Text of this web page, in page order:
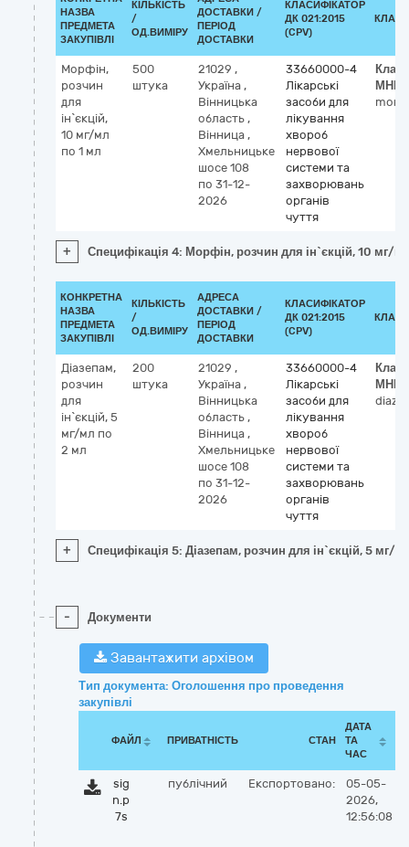
НАЗВА
ПРЕДМЕТА
ЗАКУПІВЛІ
КІЛЬКІСТЬ
/
ОД.ВИМІРУ
ДОСТАВКИ /
ПЕРІОД
ДОСТАВКИ
КЛАСИФІКАТОР
ДК 021:2015
(CPV)
Морфін,
розчин
для
ін`єкцій,
10 мг/мл
по 1 мл
500
штука
21029 ,
Україна ,
Вінницька
область ,
Вінница ,
Хмельницьке
шосе 108
по 31-12-
2026
33660000-4
Лікарські
засоби для
лікування
хвороб
нервової
системи та
захворювань
органів
чуття
МНН
+ Специфікація 4: Морфін, розчин для ін`єкцій, 10 мг/
КОНКРЕТНА
НАЗВА
ПРЕДМЕТА
ЗАКУПІВЛІ
КІЛЬКІСТЬ
/
ОД.ВИМІРУ
АДРЕСА
ДОСТАВКИ /
ПЕРІОД
ДОСТАВКИ
КЛАСИФІКАТОР
ДК 021:2015
(CPV)
Діазепам,
розчин
для
ін`єкцій, 5
мг/мл по
2 мл
200
штука
21029 ,
Україна ,
Вінницька
область ,
Вінница ,
Хмельницьке
шосе 108
по 31-12-
2026
33660000-4
Лікарські
засоби для
лікування
хвороб
нервової
системи та
захворювань
органів
чуття
МНН
+ Специфікація 5: Діазепам, розчин для ін`єкцій, 5 мг/
- Документи
Завантажити архівом
Тип документа: Оголошення про проведення
закупівлі
ФАЙЛ ПРИВАТНІСТЬ СТАН
ДАТА
ТА
ЧАС
sig
n.p
7s
публічний Експортовано:
05-05-
2026,
12:56:08